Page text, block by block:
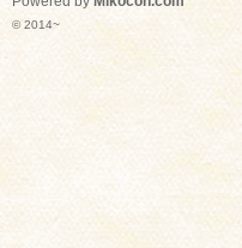
Powered by Mikocon.com
© 2014~